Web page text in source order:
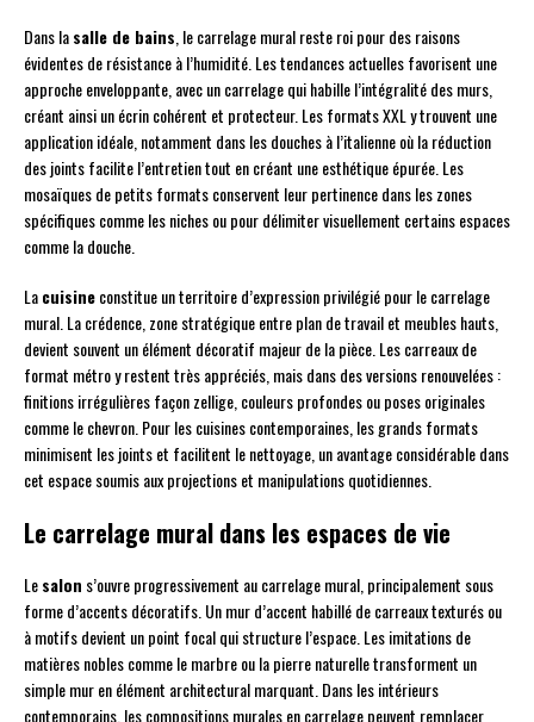
Dans lasalle de bains , le carrelage mural reste roi pour des raisons
évidentes de résistance à l’humidité. Les tendances actuelles favorisent une
approche enveloppante, avec un carrelage qui habille l’intégralité des murs,
créant ainsi un écrin cohérent et protecteur. Les formats XXL y trouvent une
application idéale, notamment dans les douches à l’italienne où la réduction
des joints facilite l’entretien tout en créant une esthétique épurée. Les
mosaïques de petits formats conservent leur pertinence dans les zones
spécifiques comme les niches ou pour délimiter visuellement certains espaces
comme la douche.
Lacuisineconstitue un territoire d’expression privilégié pour le carrelage
mural. La crédence, zone stratégique entre plan de travail et meubles hauts,
devient souvent un élément décoratif majeur de la pièce. Les carreaux de
format métro y restent très appréciés, mais dans des versions renouvelées :
finitions irrégulières façon zellige, couleurs profondes ou poses originales
comme le chevron. Pour les cuisines contemporaines, les grands formats
minimisent les joints et facilitent le nettoyage, un avantage considérable dans
cet espace soumis aux projections et manipulations quotidiennes.
Le carrelage mural dans les espaces de vie
Lesalon s’ouvre progressivement au carrelage mural, principalement sous
forme d’accents décoratifs. Un mur d’accent habillé de carreaux texturés ou
à motifs devient un point focal qui structure l’espace. Les imitations de
matières nobles comme le marbre ou la pierre naturelle transforment un
simple mur en élément architectural marquant. Dans les intérieurs
contemporains, les compositions murales en carrelage peuvent remplacer